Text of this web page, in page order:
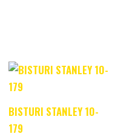
BISTURI STANLEY 10-
179
Original
price
Current
price